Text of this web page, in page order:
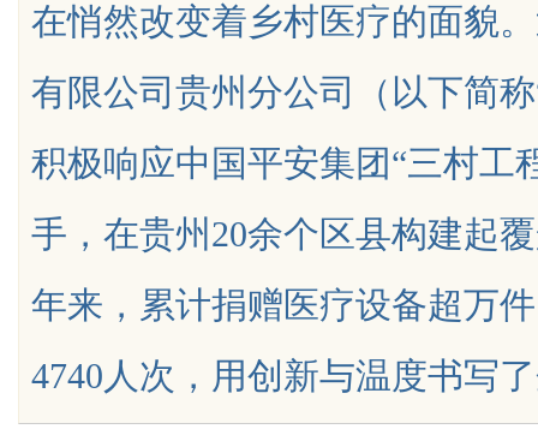
在悄然改变着乡村医疗的面貌
有限公司贵州分公司（以下简
积极响应中国平安集团“三村工
手，在贵州20余个区县构建起
年来，累计捐赠医疗设备超万
4740人次，用创新与温度书写